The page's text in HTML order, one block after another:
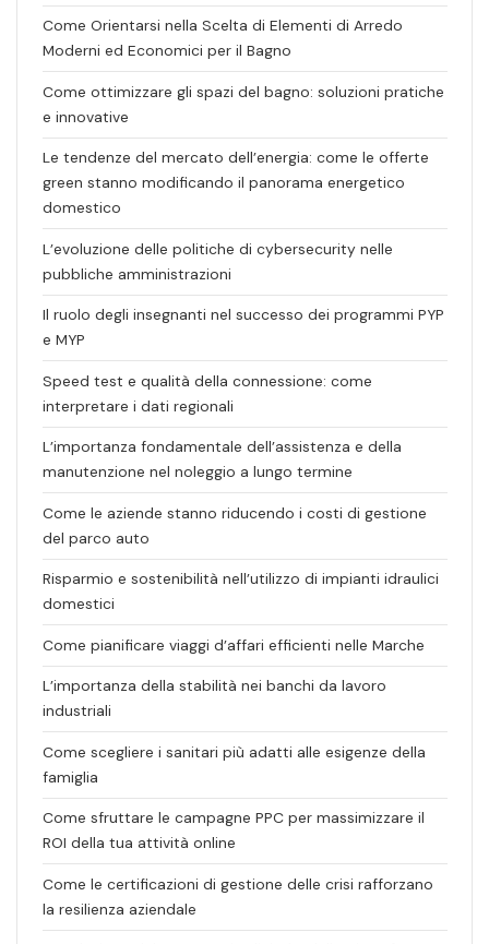
Come Orientarsi nella Scelta di Elementi di Arredo
Moderni ed Economici per il Bagno
Come ottimizzare gli spazi del bagno: soluzioni pratiche
e innovative
Le tendenze del mercato dell’energia: come le offerte
green stanno modificando il panorama energetico
domestico
L’evoluzione delle politiche di cybersecurity nelle
pubbliche amministrazioni
Il ruolo degli insegnanti nel successo dei programmi PYP
e MYP
Speed test e qualità della connessione: come
interpretare i dati regionali
L’importanza fondamentale dell’assistenza e della
manutenzione nel noleggio a lungo termine
Come le aziende stanno riducendo i costi di gestione
del parco auto
Risparmio e sostenibilità nell’utilizzo di impianti idraulici
domestici
Come pianificare viaggi d’affari efficienti nelle Marche
L’importanza della stabilità nei banchi da lavoro
industriali
Come scegliere i sanitari più adatti alle esigenze della
famiglia
Come sfruttare le campagne PPC per massimizzare il
ROI della tua attività online
Come le certificazioni di gestione delle crisi rafforzano
la resilienza aziendale